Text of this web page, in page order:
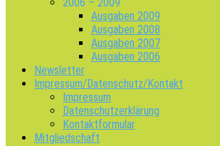
Ausgaben 2009
Ausgaben 2008
Ausgaben 2007
Ausgaben 2006
Newsletter
Impressum/Datenschutz/Kontakt
Impressum
Datenschutzerklärung
Kontaktformular
Mitgliedschaft